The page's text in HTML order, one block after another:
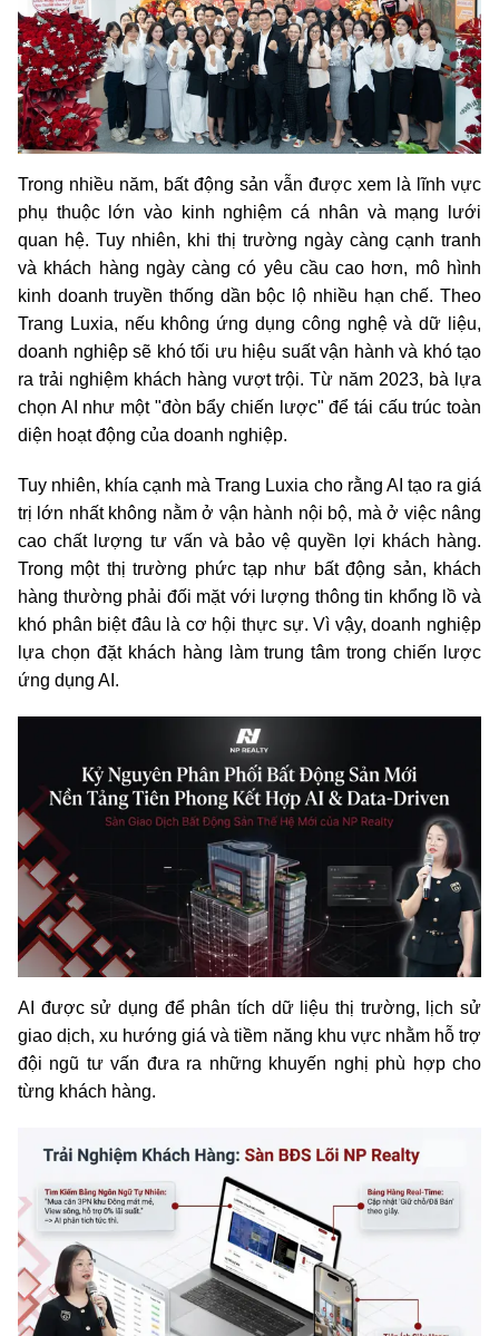
Trong nhiều năm, bất động sản vẫn được xem là lĩnh vực
phụ thuộc lớn vào kinh nghiệm cá nhân và mạng lưới
quan hệ. Tuy nhiên, khi thị trường ngày càng cạnh tranh
và khách hàng ngày càng có yêu cầu cao hơn, mô hình
kinh doanh truyền thống dần bộc lộ nhiều hạn chế. Theo
Trang Luxia, nếu không ứng dụng công nghệ và dữ liệu,
doanh nghiệp sẽ khó tối ưu hiệu suất vận hành và khó tạo
ra trải nghiệm khách hàng vượt trội. Từ năm 2023, bà lựa
chọn AI như một "đòn bẩy chiến lược" để tái cấu trúc toàn
diện hoạt động của doanh nghiệp.
Tuy nhiên, khía cạnh mà Trang Luxia cho rằng AI tạo ra giá
trị lớn nhất không nằm ở vận hành nội bộ, mà ở việc nâng
cao chất lượng tư vấn và bảo vệ quyền lợi khách hàng.
Trong một thị trường phức tạp như bất động sản, khách
hàng thường phải đối mặt với lượng thông tin khổng lồ và
khó phân biệt đâu là cơ hội thực sự. Vì vậy, doanh nghiệp
lựa chọn đặt khách hàng làm trung tâm trong chiến lược
ứng dụng AI.
AI được sử dụng để phân tích dữ liệu thị trường, lịch sử
giao dịch, xu hướng giá và tiềm năng khu vực nhằm hỗ trợ
đội ngũ tư vấn đưa ra những khuyến nghị phù hợp cho
từng khách hàng.